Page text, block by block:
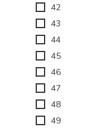
42
43
44
45
46
47
48
49